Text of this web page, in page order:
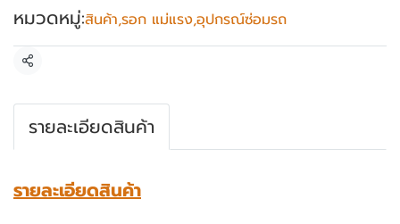
หมวดหมู่:สินค้า,รอก แม่แรง,อุปกรณ์ซ่อมรถ
แชร์
รายละเอียดสินค้า
รายละเอียดสินค้า